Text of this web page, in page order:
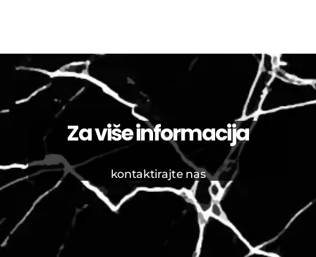
Za više informacija
kontaktirajte nas